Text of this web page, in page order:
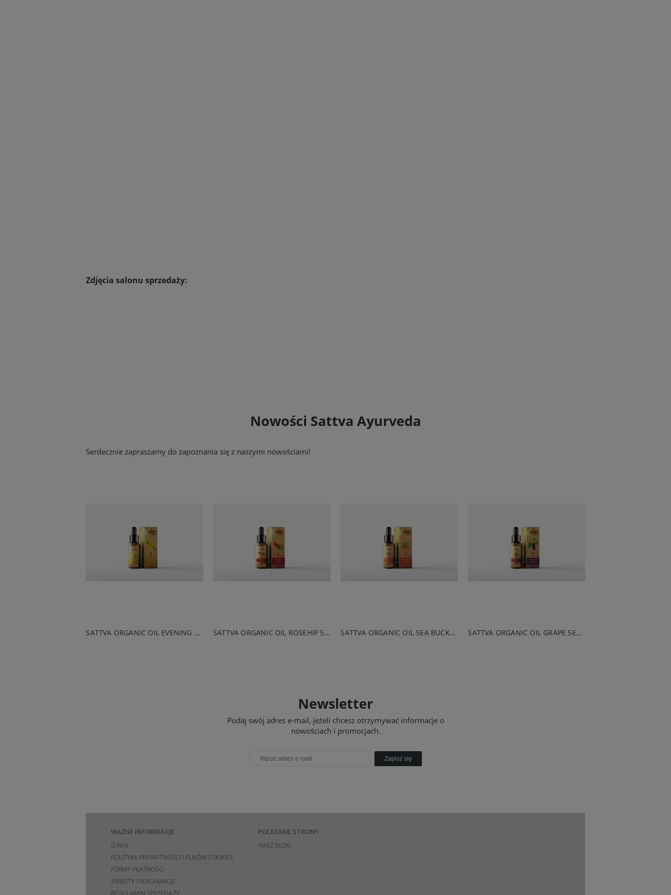
Zdjęcia salonu sprzedaży:
Nowości Sattva Ayurveda
Serdecznie zapraszamy do zapoznania się z naszymi nowościami!
SATTVA ORGANIC OIL EVENING PRIMROSE 50ML SATTVA ORGANIC OIL ROSEHIP 50ML SATTVA ORGANIC OIL SEA BUCKTHORN 50ML SATTVA ORGANIC OIL GRAPE SEED 50ML
Newsletter
Podaj swój adres e-mail, jeżeli chcesz otrzymywać informacje o
nowościach i promocjach.
Zapisz się
WAŻNE INFORMACJE
O NAS
POLITYKA PRYWATNOŚCI I PLIKÓW COOKIES
FORMY PŁATNOŚCI
ZWROTY I REKLAMACJE
REGULAMIN SPRZEDAŻY
POLECANE STRONY
NASZ BLOG